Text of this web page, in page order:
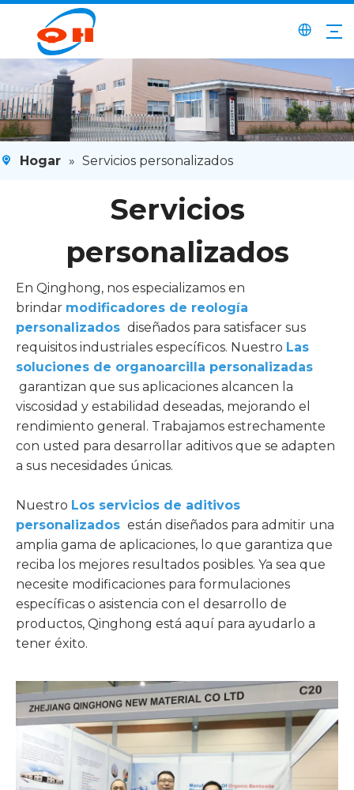
Hogar » Servicios personalizados
Servicios
personalizados
En Qinghong, nos especializamos en
brindar modificadores de reología
personalizados diseñados para satisfacer sus
requisitos industriales específicos. Nuestro Las
soluciones de organoarcilla personalizadas
garantizan que sus aplicaciones alcancen la
viscosidad y estabilidad deseadas, mejorando el
rendimiento general. Trabajamos estrechamente
con usted para desarrollar aditivos que se adapten
a sus necesidades únicas.
Nuestro Los servicios de aditivos
personalizados están diseñados para admitir una
amplia gama de aplicaciones, lo que garantiza que
reciba los mejores resultados posibles. Ya sea que
necesite modificaciones para formulaciones
específicas o asistencia con el desarrollo de
productos, Qinghong está aquí para ayudarlo a
tener éxito.